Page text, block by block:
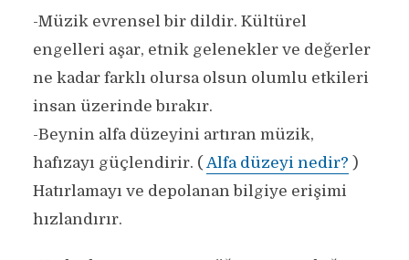
-Müzik evrensel bir dildir. Kültürel
engelleri aşar, etnik gelenekler ve değerler
ne kadar farklı olursa olsun olumlu etkileri
insan üzerinde bırakır.
-Beynin alfa düzeyini artıran müzik,
hafızayı güçlendirir. ( Alfa düzeyi nedir? )
Hatırlamayı ve depolanan bilgiye erişimi
hızlandırır.